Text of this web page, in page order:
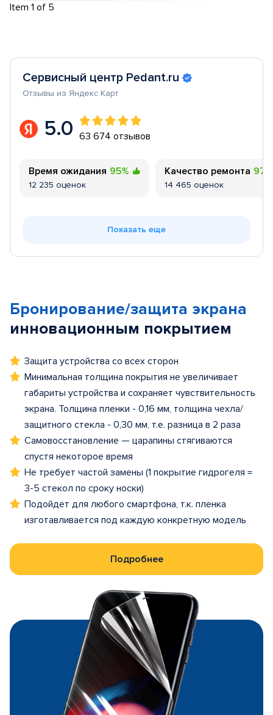
Item 1 of 5
Сервисный центр Pedant.ru
Отзывы из Яндекс Карт
5.0 63 674 отзывов
Время ожидания 95%
12 235 оценок
Качество ремонта 97%
14 465 оценок
Показать еще
Бронирование/защита экрана
инновационным покрытием
Защита устройства со всех сторон
Минимальная толщина покрытия не увеличивает
габариты устройства и сохраняет чувствительность
экрана. Толщина пленки - 0,16 мм, толщина чехла/
защитного стекла - 0,30 мм, т.е. разница в 2 раза
Самовосстановление — царапины стягиваются
спустя некоторое время
Не требует частой замены (1 покрытие гидрогеля =
3-5 стекол по сроку носки)
Подойдет для любого смартфона, т.к. пленка
изготавливается под каждую конкретную модель
Подробнее